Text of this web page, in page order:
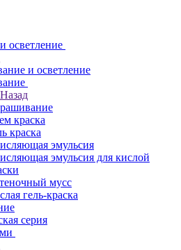
осветление
и осветление
Назад
краска
краска
эмульсия
эмульсия для кислой
мусс
гель-краска
серия